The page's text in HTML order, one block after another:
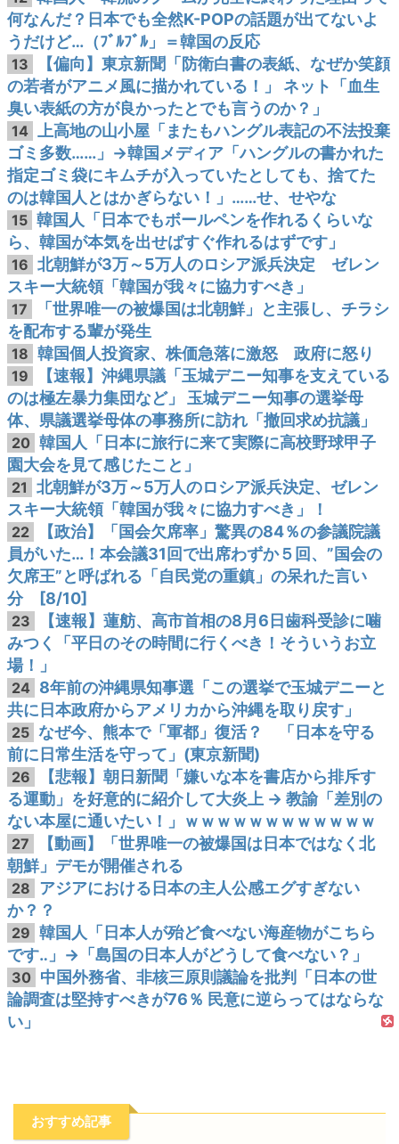
何なんだ？日本でも全然K-POPの話題が出てないよ
うだけど…（ﾌﾞﾙﾌﾞﾙ」＝韓国の反応
13
【偏向】東京新聞「防衛白書の表紙、なぜか笑顔
の若者がアニメ風に描かれている！」 ネット「血生
臭い表紙の方が良かったとでも言うのか？」
14
上高地の山小屋「またもハングル表記の不法投棄
ゴミ多数……」→韓国メディア「ハングルの書かれた
指定ゴミ袋にキムチが入っていたとしても、捨てた
のは韓国人とはかぎらない！」……せ、せやな
15 韓国人「日本でもボールペンを作れるくらいな
ら、韓国が本気を出せばすぐ作れるはずです」
16 北朝鮮が3万～5万人のロシア派兵決定 ゼレン
スキー大統領「韓国が我々に協力すべき」
17
「世界唯一の被爆国は北朝鮮」と主張し、チラシ
を配布する輩が発生
18 韓国個人投資家、株価急落に激怒 政府に怒り
19
【速報】沖縄県議「玉城デニー知事を支えている
のは極左暴力集団など」 玉城デニー知事の選挙母
体、県議選挙母体の事務所に訪れ「撤回求め抗議」
20 韓国人「日本に旅行に来て実際に高校野球甲子
園大会を見て感じたこと」
21
北朝鮮が3万～5万人のロシア派兵決定、ゼレン
スキー大統領「韓国が我々に協力すべき」！
22
【政治】「国会欠席率」驚異の84％の参議院議
員がいた…！本会議31回で出席わずか５回、”国会の
欠席王”と呼ばれる「自民党の重鎮」の呆れた言い
分 [8/10]
23
【速報】蓮舫、高市首相の8月6日歯科受診に噛
みつく「平日のその時間に行くべき！そういうお立
場！」
24 8年前の沖縄県知事選「この選挙で玉城デニーと
共に日本政府からアメリカから沖縄を取り戻す」
25 なぜ今、熊本で「軍都」復活？ 「日本を守る
前に日常生活を守って」(東京新聞)
26
【悲報】朝日新聞「嫌いな本を書店から排斥す
る運動」を好意的に紹介して大炎上 → 教諭「差別の
ない本屋に通いたい！」ｗｗｗｗｗｗｗｗｗｗｗｗ
27
【動画】「世界唯一の被爆国は日本ではなく北
朝鮮」デモが開催される
28 アジアにおける日本の主人公感エグすぎない
か？？
29 韓国人「日本人が殆ど食べない海産物がこちら
です‥」→「島国の日本人がどうして食べない？」
30 中国外務省、非核三原則議論を批判「日本の世
論調査は堅持すべきが76％ 民意に逆らってはならな
い」
おすすめ記事